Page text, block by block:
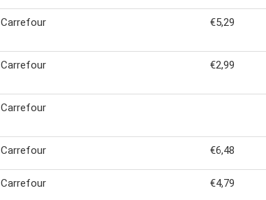
Carrefour €5,29
Carrefour €2,99
Carrefour
Carrefour €6,48
Carrefour €4,79